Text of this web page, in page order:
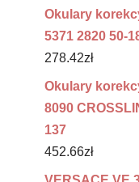
Okulary
5371 2820 50-
278.42zł
Okulary
8090
137
452.66zł